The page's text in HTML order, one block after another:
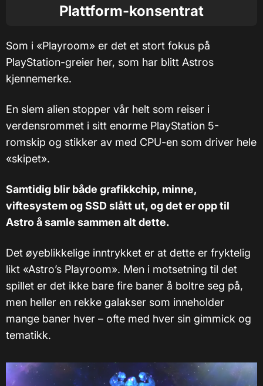
Plattform-konsentrat
Som i «Playroom» er det et stort fokus på
PlayStation-greier her, som har blitt Astros
kjennemerke.
En slem alien stopper vår helt som reiser i
verdensrommet i sitt enorme PlayStation 5-
romskip og stikker av med CPU-en som driver hele
«skipet».
Samtidig blir både grafikkchip, minne,
viftesystem og SSD slått ut, og det er opp til
Astro å samle sammen alt dette.
Det øyeblikkelige inntrykket er at dette er fryktelig
likt «Astro’s Playroom». Men i motsetning til det
spillet er det ikke bare fire baner å boltre seg på,
men heller en rekke galakser som inneholder
mange baner hver – ofte med hver sin gimmick og
tematikk.